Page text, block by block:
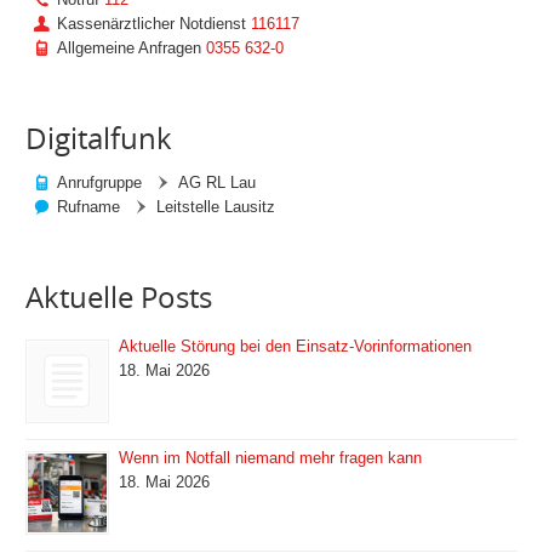
Kassenärztlicher Notdienst 116117
Allgemeine Anfragen0355 632-0
Digitalfunk
Anrufgruppe
AG RL Lau
Rufname
Leitstelle Lausitz
Aktuelle Posts
Aktuelle Störung bei den Einsatz-Vorinformationen
18. Mai 2026
Wenn im Notfall niemand mehr fragen kann
18. Mai 2026